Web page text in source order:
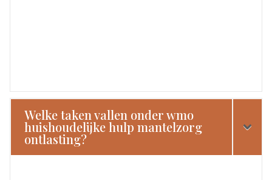
Welke taken vallen onder wmo
huishoudelijke hulp mantelzorg
ontlasting?